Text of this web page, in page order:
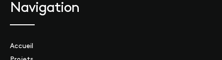
Navigation
Accueil